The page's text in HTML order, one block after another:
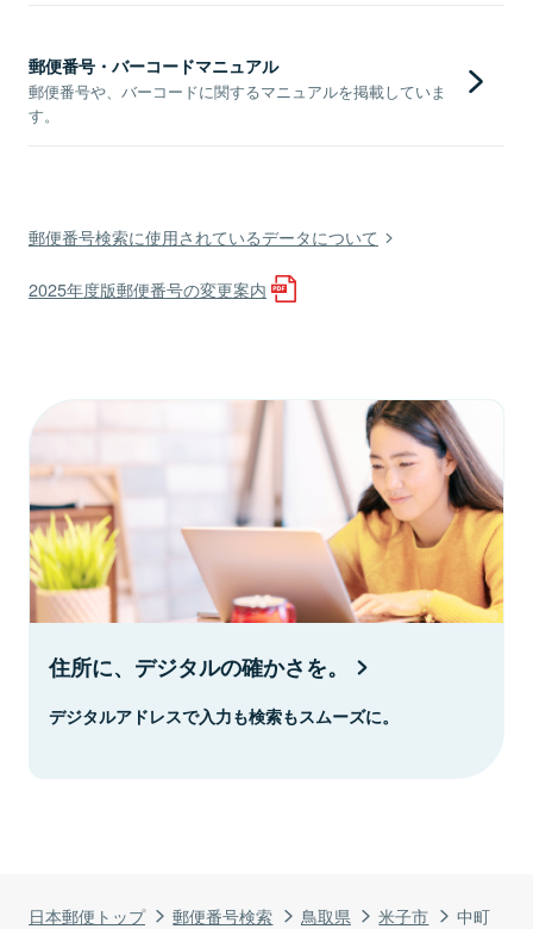
日本郵便トップ 郵便番号検索 鳥取県 米子市 中町
郵便番号・バーコードマニュアル
郵便番号や、バーコードに関するマニュアルを掲載していま
す。
郵便番号検索に使用されているデータについて
2025年度版郵便番号の変更案内
住所に、デジタルの確かさを。
デジタルアドレスで入力も検索もスムーズに。